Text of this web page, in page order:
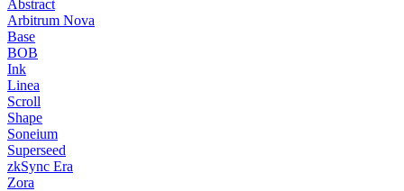
Abstract
Arbitrum Nova
Base
BOB
Ink
Linea
Scroll
Shape
Soneium
Superseed
zkSync Era
Zora